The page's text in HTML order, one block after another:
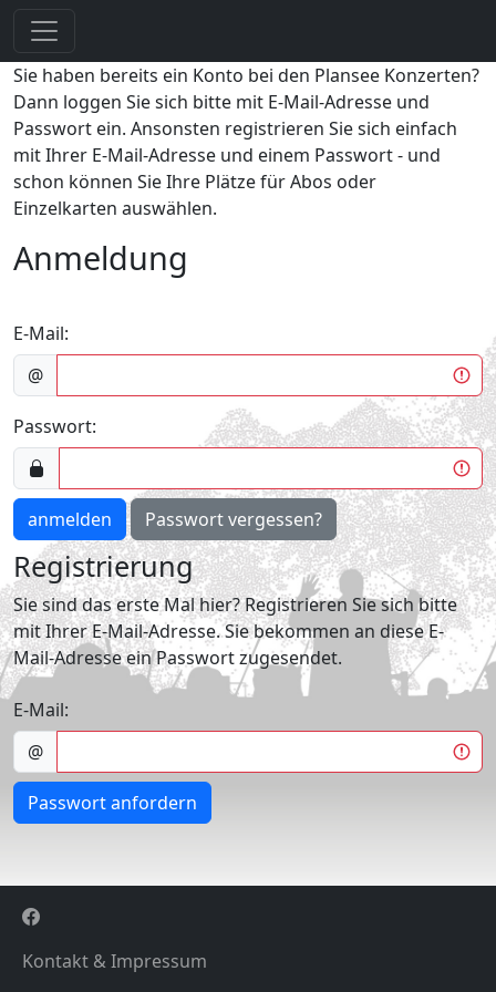
Sie haben bereits ein Konto bei den Plansee Konzerten?
Dann loggen Sie sich bitte mit E-Mail-Adresse und
Passwort ein. Ansonsten registrieren Sie sich einfach
mit Ihrer E-Mail-Adresse und einem Passwort - und
schon können Sie Ihre Plätze für Abos oder
Einzelkarten auswählen.
Anmeldung
E-Mail:
@
Passwort:
anmelden Passwort vergessen?
Registrierung
Sie sind das erste Mal hier? Registrieren Sie sich bitte
mit Ihrer E-Mail-Adresse. Sie bekommen an diese E-
Mail-Adresse ein Passwort zugesendet.
E-Mail:
@
Passwort anfordern
Kontakt & Impressum